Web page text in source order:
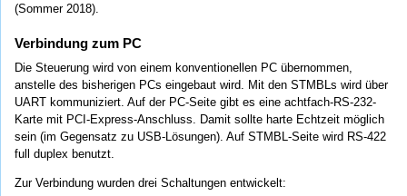
(Sommer 2018).
Verbindung zum PC
Die Steuerung wird von einem konventionellen PC übernommen,
anstelle des bisherigen PCs eingebaut wird. Mit den STMBLs wird über
UART kommuniziert. Auf der PC-Seite gibt es eine achtfach-RS-232-
Karte mit PCI-Express-Anschluss. Damit sollte harte Echtzeit möglich
sein (im Gegensatz zu USB-Lösungen). Auf STMBL-Seite wird RS-422
full duplex benutzt.
Zur Verbindung wurden drei Schaltungen entwickelt: